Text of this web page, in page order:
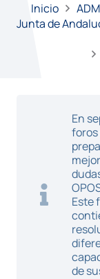
Inicio
Junta de
En
foros
Este
de